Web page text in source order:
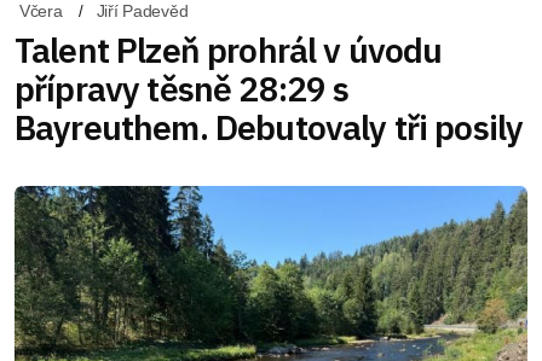
Včera Jiří Padevěd
Talent Plzeň prohrál v úvodu
přípravy těsně 28:29 s
Bayreuthem. Debutovaly tři posily